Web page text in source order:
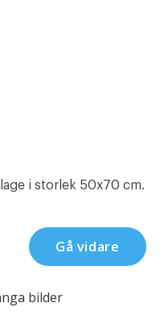
i storlek 50x70 cm.
Gå vidare